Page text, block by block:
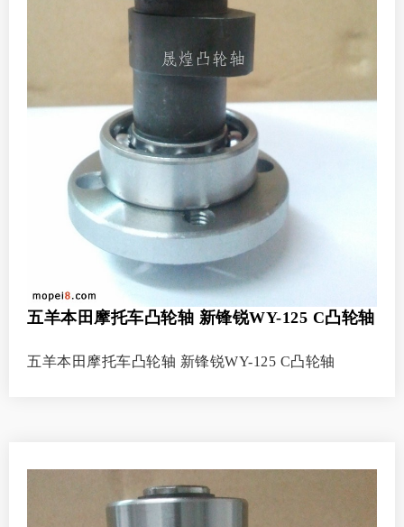
五羊本田摩托车凸轮轴 新锋锐WY-125 C凸轮轴
五羊本田摩托车凸轮轴 新锋锐WY-125 C凸轮轴